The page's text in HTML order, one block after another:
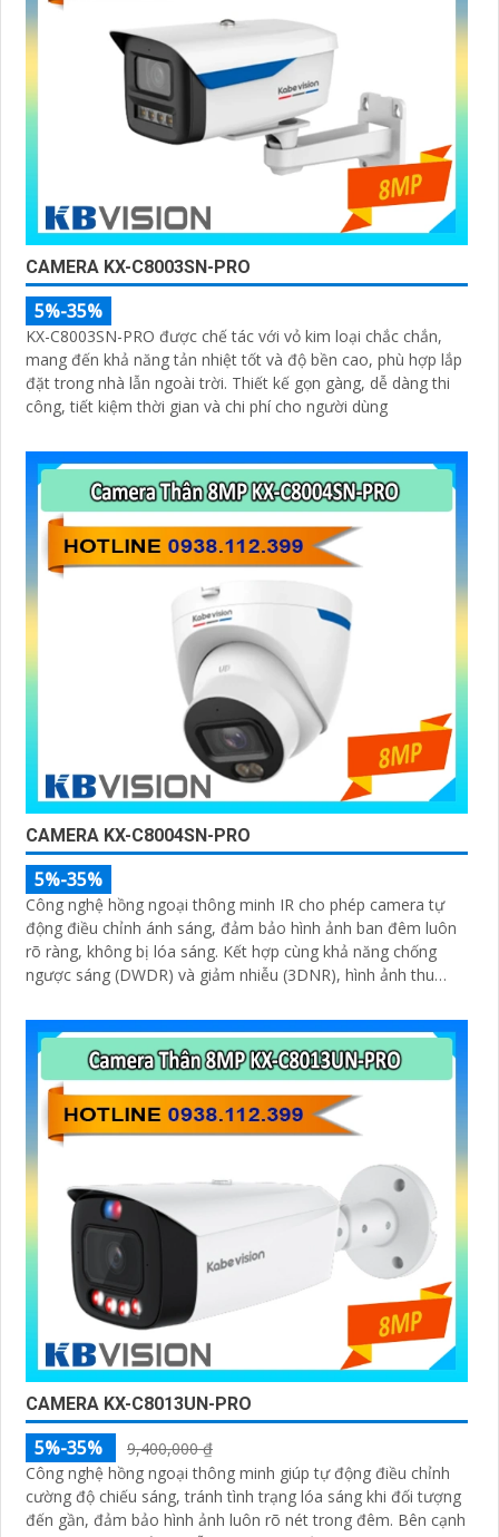
CAMERA KX-C8003SN-PRO
5%-35%
KX-C8003SN-PRO được chế tác với vỏ kim loại chắc chắn,
mang đến khả năng tản nhiệt tốt và độ bền cao, phù hợp lắp
đặt trong nhà lẫn ngoài trời. Thiết kế gọn gàng, dễ dàng thi
công, tiết kiệm thời gian và chi phí cho người dùng
CAMERA KX-C8004SN-PRO
5%-35%
Công nghệ hồng ngoại thông minh IR cho phép camera tự
động điều chỉnh ánh sáng, đảm bảo hình ảnh ban đêm luôn
rõ ràng, không bị lóa sáng. Kết hợp cùng khả năng chống
ngược sáng (DWDR) và giảm nhiễu (3DNR), hình ảnh thu
ngay cả trong môi trường ánh sáng yếu hoặc ánh sáng phức
tạp như ngược sáng hoặc chói nắng
CAMERA KX-C8013UN-PRO
5%-35%
9,400,000 ₫
Công nghệ hồng ngoại thông minh giúp tự động điều chỉnh
cường độ chiếu sáng, tránh tình trạng lóa sáng khi đối tượng
đến gần, đảm bảo hình ảnh luôn rõ nét trong đêm. Bên cạnh